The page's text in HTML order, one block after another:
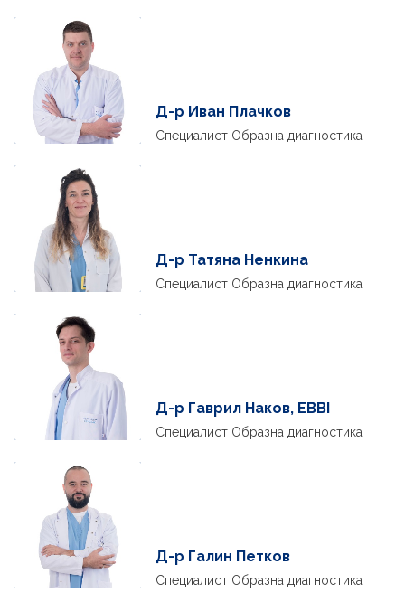
Д-р Иван Плачков
Специалист Образна диагностика
Д-р Татяна Ненкина
Специалист Образна диагностика
Д-р Гаврил Наков, EBBI
Специалист Образна диагностика
Д-р Галин Петков
Специалист Образна диагностика